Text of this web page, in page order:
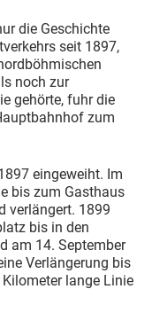
die Geschichte
seit 1897,
noch zur
gehörte, fuhr die
zum
eingeweiht. Im
bis zum Gasthaus
verlängert. 1899
bis in den
am 14. September
Verlängerung bis
lange Linie